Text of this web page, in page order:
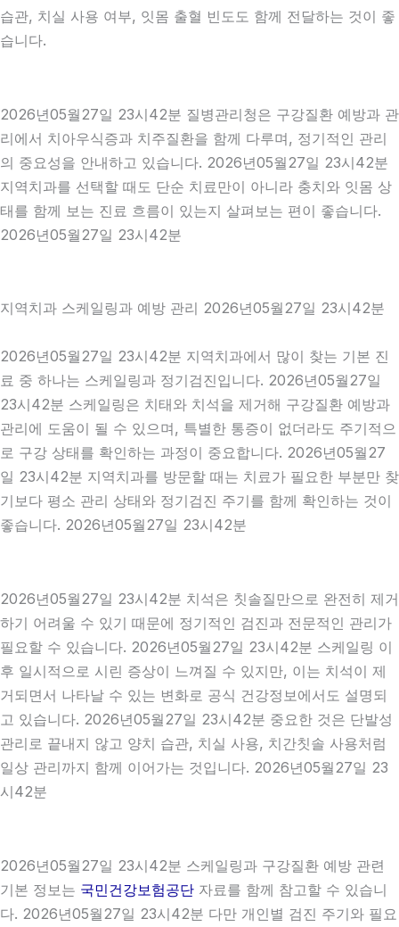
습관, 치실 사용 여부, 잇몸 출혈 빈도도 함께 전달하는 것이 좋
습니다.
2026년05월27일 23시42분 질병관리청은 구강질환 예방과 관
리에서 치아우식증과 치주질환을 함께 다루며, 정기적인 관리
의 중요성을 안내하고 있습니다. 2026년05월27일 23시42분
지역치과를 선택할 때도 단순 치료만이 아니라 충치와 잇몸 상
태를 함께 보는 진료 흐름이 있는지 살펴보는 편이 좋습니다.
2026년05월27일 23시42분
지역치과 스케일링과 예방 관리 2026년05월27일 23시42분
2026년05월27일 23시42분 지역치과에서 많이 찾는 기본 진
료 중 하나는 스케일링과 정기검진입니다. 2026년05월27일
23시42분 스케일링은 치태와 치석을 제거해 구강질환 예방과
관리에 도움이 될 수 있으며, 특별한 통증이 없더라도 주기적으
로 구강 상태를 확인하는 과정이 중요합니다. 2026년05월27
일 23시42분 지역치과를 방문할 때는 치료가 필요한 부분만 찾
기보다 평소 관리 상태와 정기검진 주기를 함께 확인하는 것이
좋습니다. 2026년05월27일 23시42분
2026년05월27일 23시42분 치석은 칫솔질만으로 완전히 제거
하기 어려울 수 있기 때문에 정기적인 검진과 전문적인 관리가
필요할 수 있습니다. 2026년05월27일 23시42분 스케일링 이
후 일시적으로 시린 증상이 느껴질 수 있지만, 이는 치석이 제
거되면서 나타날 수 있는 변화로 공식 건강정보에서도 설명되
고 있습니다. 2026년05월27일 23시42분 중요한 것은 단발성
관리로 끝내지 않고 양치 습관, 치실 사용, 치간칫솔 사용처럼
일상 관리까지 함께 이어가는 것입니다. 2026년05월27일 23
시42분
2026년05월27일 23시42분 스케일링과 구강질환 예방 관련
기본 정보는 국민건강보험공단 자료를 함께 참고할 수 있습니
다. 2026년05월27일 23시42분 다만 개인별 검진 주기와 필요